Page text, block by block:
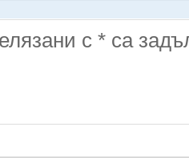
с * са